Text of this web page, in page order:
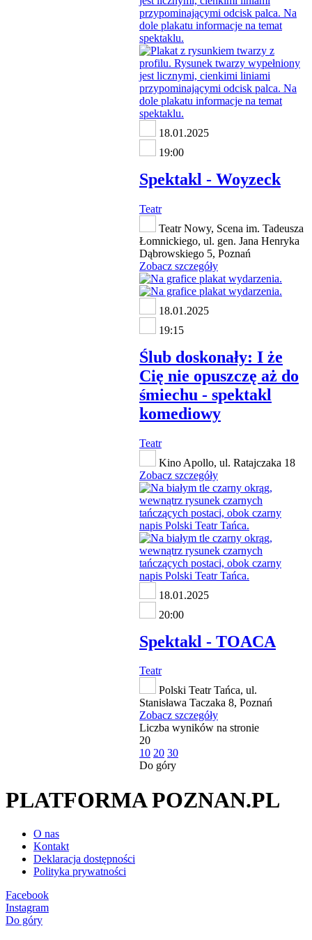
18.01.2025
19:00
Spektakl - Woyzeck
Teatr
Teatr Nowy, Scena im. Tadeusza
Łomnickiego, ul. gen. Jana Henryka
Dąbrowskiego 5, Poznań
Zobacz szczegóły
18.01.2025
19:15
Ślub doskonały: I że
Cię nie opuszczę aż do
śmiechu - spektakl
komediowy
Teatr
Kino Apollo, ul. Ratajczaka 18
Zobacz szczegóły
18.01.2025
20:00
Spektakl - TOACA
Teatr
Polski Teatr Tańca, ul.
Stanisława Taczaka 8, Poznań
Zobacz szczegóły
Liczba wyników na stronie
20
10 20 30
Do góry
PLATFORMA POZNAN.PL
O nas
Kontakt
Deklaracja dostępności
Polityka prywatności
Facebook
Instagram
Do góry